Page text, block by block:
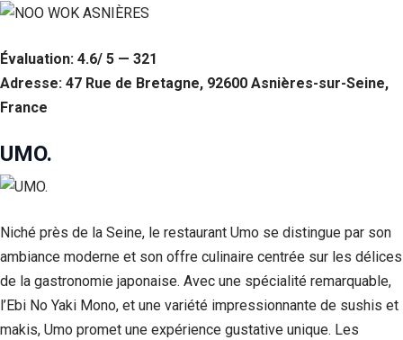
Évaluation: 4.6/ 5 — 321
Adresse: 47 Rue de Bretagne, 92600 Asnières-sur-Seine,
France
UMO.
Niché près de la Seine, le restaurant Umo se distingue par son
ambiance moderne et son offre culinaire centrée sur les délices
de la gastronomie japonaise. Avec une spécialité remarquable,
l’Ebi No Yaki Mono, et une variété impressionnante de sushis et
makis, Umo promet une expérience gustative unique. Les
augmentez les
contenu et des
offres